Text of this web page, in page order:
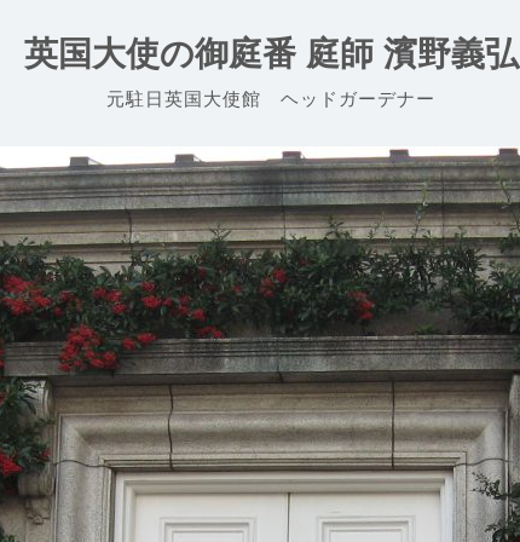
英国大使の御庭番 庭師 濱野義弘
元駐日英国大使館 ヘッドガーデナー